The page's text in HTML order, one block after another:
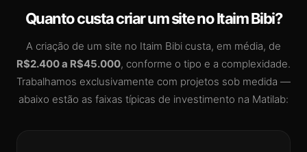
Quanto custa criar um site no Itaim Bibi?
A criação de um site no Itaim Bibi custa, em média, de
R$2.400 a R$45.000, conforme o tipo e a complexidade.
Trabalhamos exclusivamente com projetos sob medida —
abaixo estão as faixas típicas de investimento na Matilab: